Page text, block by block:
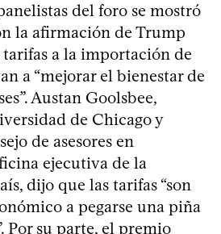
del foro se mostró
la afirmación de Trump
tarifas a la importación de
a “mejorar el bienestar de
Austan Goolsbee,
de Chicago y
de asesores en
ejecutiva de la
dijo que las tarifas “son
a pegarse una piña
Por su parte, el premio